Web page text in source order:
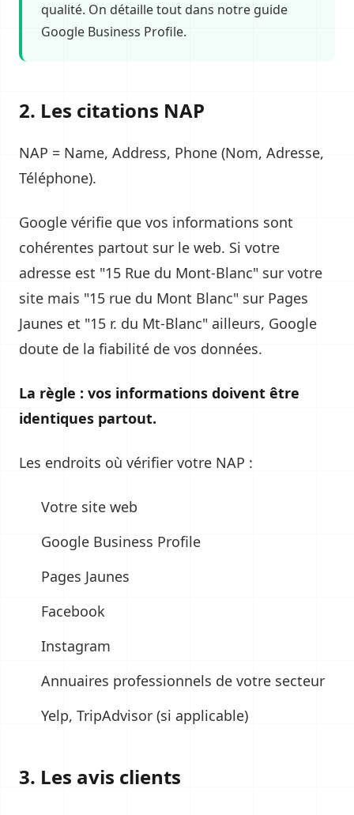
qualité. On détaille tout dans notre guide
Google Business Profile.
2. Les citations NAP
NAP = Name, Address, Phone (Nom, Adresse,
Téléphone).
Google vérifie que vos informations sont
cohérentes partout sur le web. Si votre
adresse est "15 Rue du Mont-Blanc" sur votre
site mais "15 rue du Mont Blanc" sur Pages
Jaunes et "15 r. du Mt-Blanc" ailleurs, Google
doute de la fiabilité de vos données.
La règle : vos informations doivent être
identiques partout.
Les endroits où vérifier votre NAP :
Votre site web
Google Business Profile
Pages Jaunes
Facebook
Instagram
Annuaires professionnels de votre secteur
Yelp, TripAdvisor (si applicable)
3. Les avis clients